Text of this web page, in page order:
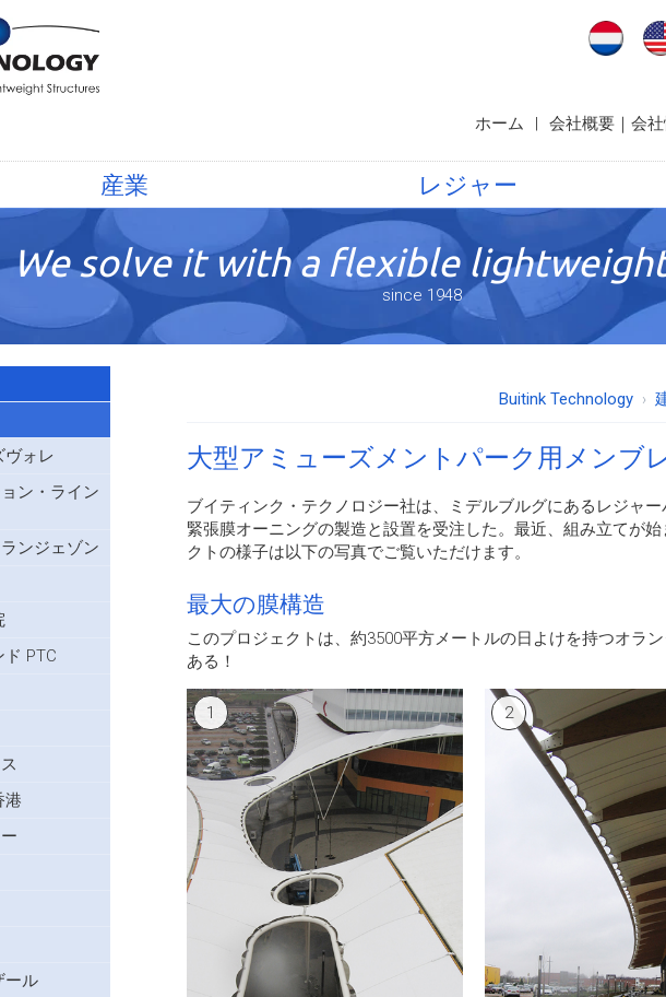
ホーム | 会社概要｜会
産業 レジャー
We solve it with a flexible
since 1948
ォレ
ン・ライン
ンジェゾン
PTC
港
ール
Buitink Technology
大型アミューズメントパーク用メンブ
ブイティンク・テクノロジー社は、ミデルブルグにあるレジャー
緊張膜オーニングの製造と設置を受注した。最近、組み立てが
クトの様子は以下の写真でご覧いただけます。
最大の膜構造
このプロジェクトは、約3500平方メートルの日よけを持つオラ
ある！
1 2